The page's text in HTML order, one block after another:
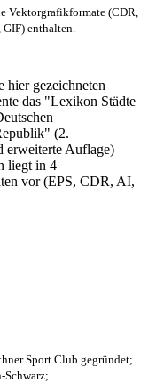
Vektorgrafikformate (CDR,
enthalten.
hier gezeichneten
das "Lexikon Städte
(2.
erweiterte Auflage)
liegt in 4
vor (EPS, CDR, AI,
Sport Club gegründet;
Schwarz;